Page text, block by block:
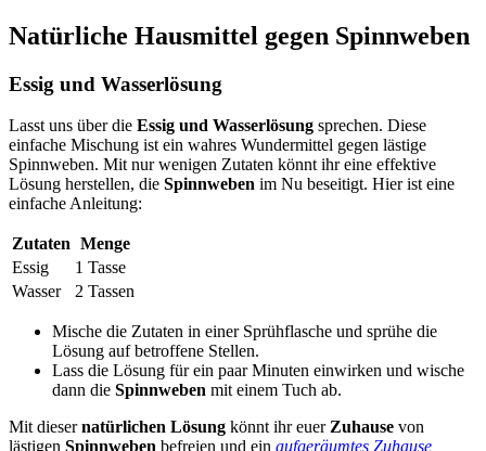
Natürliche Hausmittel gegen Spinnweben
Essig und Wasserlösung
Lasst uns über die Essig und Wasserlösung sprechen. Diese
einfache Mischung ist ein wahres Wundermittel gegen lästige
Spinnweben. Mit nur wenigen Zutaten könnt ihr eine effektive
Lösung herstellen, die Spinnweben im Nu beseitigt. Hier ist eine
einfache Anleitung:
Zutaten Menge
Essig
1 Tasse
Wasser
2 Tassen
Mische die Zutaten in einer Sprühflasche und sprühe die
Lösung auf betroffene Stellen.
Lass die Lösung für ein paar Minuten einwirken und wische
dann die Spinnweben mit einem Tuch ab.
Mit diesernatürlichen Lösung könnt ihr euer Zuhause von
lästigen Spinnweben befreien und ein aufgeräumtes Zuhause